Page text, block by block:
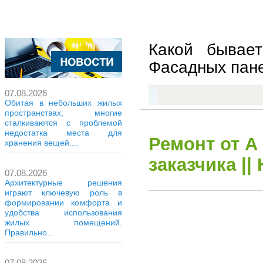
07.08.2026
Обитая в небольших жилых
пространствах, многие
сталкиваются с проблемой
недостатка места для
хранения вещей....
07.08.2026
Архитектурные решения
играют ключевую роль в
формировании комфорта и
удобства использования
жилых помещений.
Правильно...
Какой
Фасадных
Ремонт от
заказчика